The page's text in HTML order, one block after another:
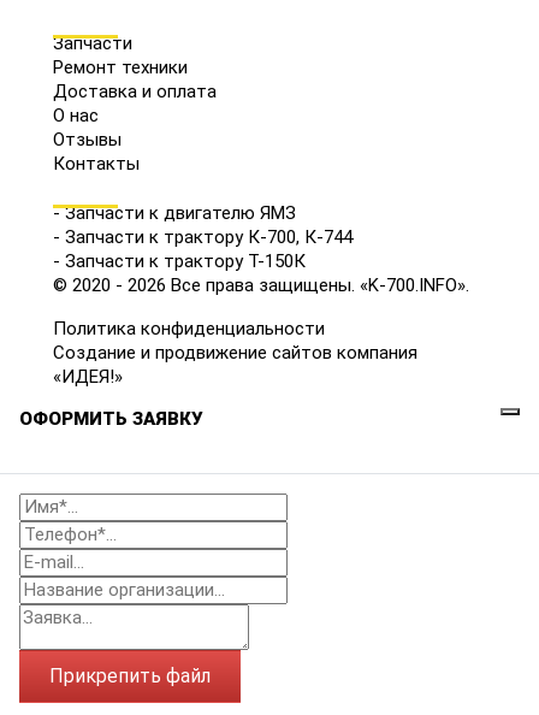
Запчасти
Ремонт техники
Доставка и оплата
О нас
Отзывы
Контакты
- Запчасти к двигателю ЯМЗ
- Запчасти к трактору К-700, К-744
- Запчасти к трактору Т-150К
© 2020 - 2026 Все права защищены. «K-700.INFO».
Политика конфиденциальности
Создание и продвижение сайтов компания
«ИДЕЯ!»
ОФОРМИТЬ ЗАЯВКУ
Прикрепить файл